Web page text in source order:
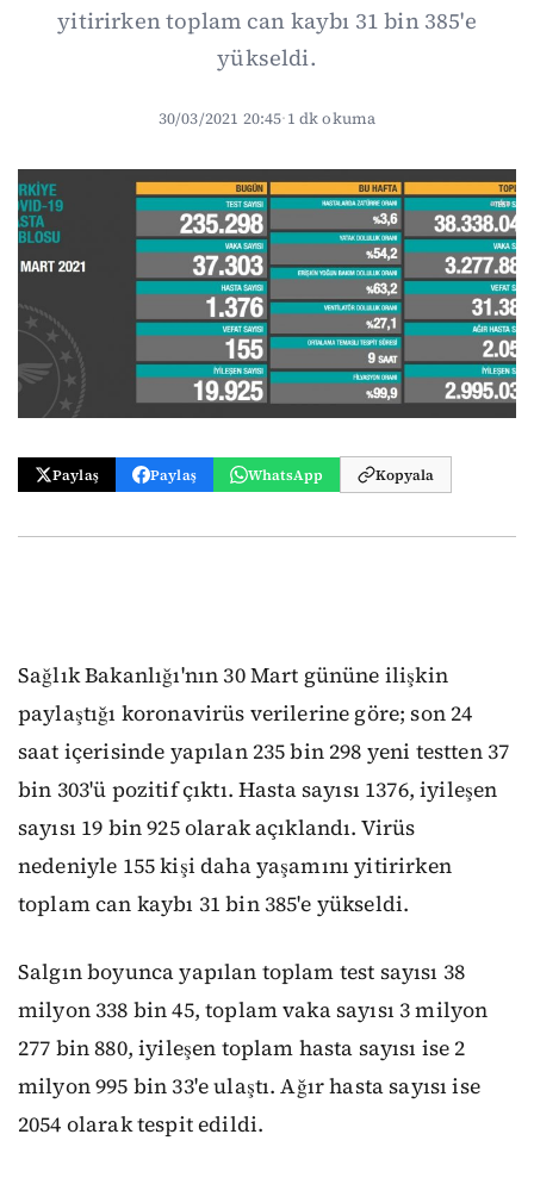
yitirirken toplam can kaybı 31 bin 385'e
yükseldi.
30/03/2021 20:45·1 dk okuma
Paylaş Paylaş WhatsApp Kopyala
Sağlık Bakanlığı'nın 30 Mart gününe ilişkin
paylaştığı koronavirüs verilerine göre; son 24
saat içerisinde yapılan 235 bin 298 yeni testten 37
bin 303'ü pozitif çıktı. Hasta sayısı 1376, iyileşen
sayısı 19 bin 925 olarak açıklandı. Virüs
nedeniyle 155 kişi daha yaşamını yitirirken
toplam can kaybı 31 bin 385'e yükseldi.
Salgın boyunca yapılan toplam test sayısı 38
milyon 338 bin 45, toplam vaka sayısı 3 milyon
277 bin 880, iyileşen toplam hasta sayısı ise 2
milyon 995 bin 33'e ulaştı. Ağır hasta sayısı ise
2054 olarak tespit edildi.